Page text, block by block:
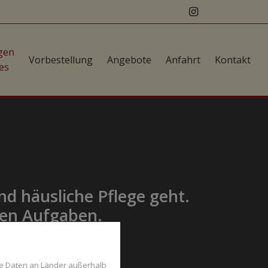
Vorbestellung Angebote Anfahrt Kontakt
häusliche Pflege geht.
Aufgaben.
Daten an Länder außerhalb